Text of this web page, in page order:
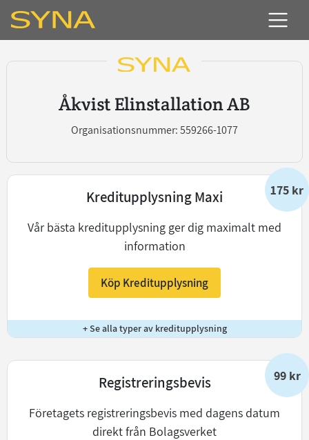
Åkvist Elinstallation AB
Organisationsnummer: 559266-1077
175 kr
Kreditupplysning Maxi
Vår bästa kreditupplysning ger dig maximalt med
information
Köp Kreditupplysning
+ Se alla typer av kreditupplysning
99 kr
Registreringsbevis
Företagets registreringsbevis med dagens datum
direkt från Bolagsverket